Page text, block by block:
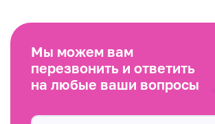
Мы можем вам
перезвонить и ответить
на любые ваши вопросы